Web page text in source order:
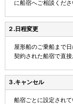
に船宿へご相談くださ
２.日程変更
屋形船のご乗船まで
契約された船宿で直接
３.キャンセル
船宿ごとに設定され